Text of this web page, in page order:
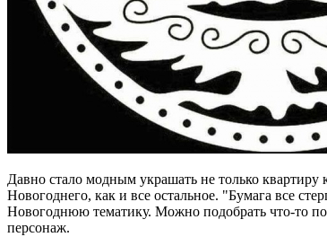
Давно стало модным украшать не только
Новогоднего, как и все остальное. "Бумага все
Новогоднюю тематику. Можно подобрать что-то
персонаж.